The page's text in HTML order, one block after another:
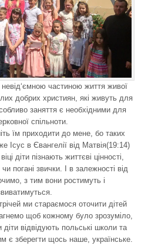
частиною життя живої
добрих християн, які живуть для
заняття є необхідними для
спільноти.
їм приходити до мене, бо таких
в Євангелії від Матвія(19:14)
діти пізнають життєві цінності,
погані звички. І в залежності від
з тим вони ростимуть і
ми стараємося оточити дітей
щоб кожному було зрозуміло,
діти відвідують польські школи та
є зберегти щось наше, українське.